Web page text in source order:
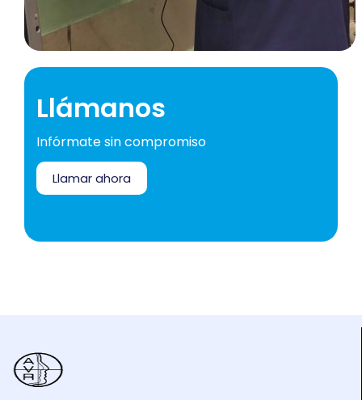
Llámanos
Infórmate sin compromiso
Llamar ahora